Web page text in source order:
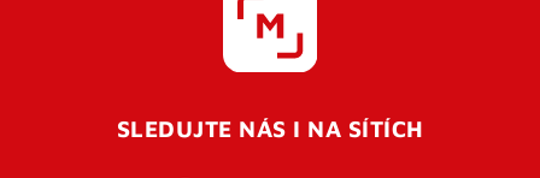
SLEDUJTE NÁS I NA SÍTÍCH